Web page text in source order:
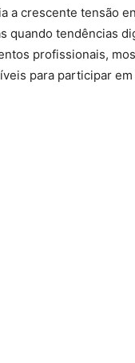
a crescente tensão
quando tendências
profissionais,
para participar